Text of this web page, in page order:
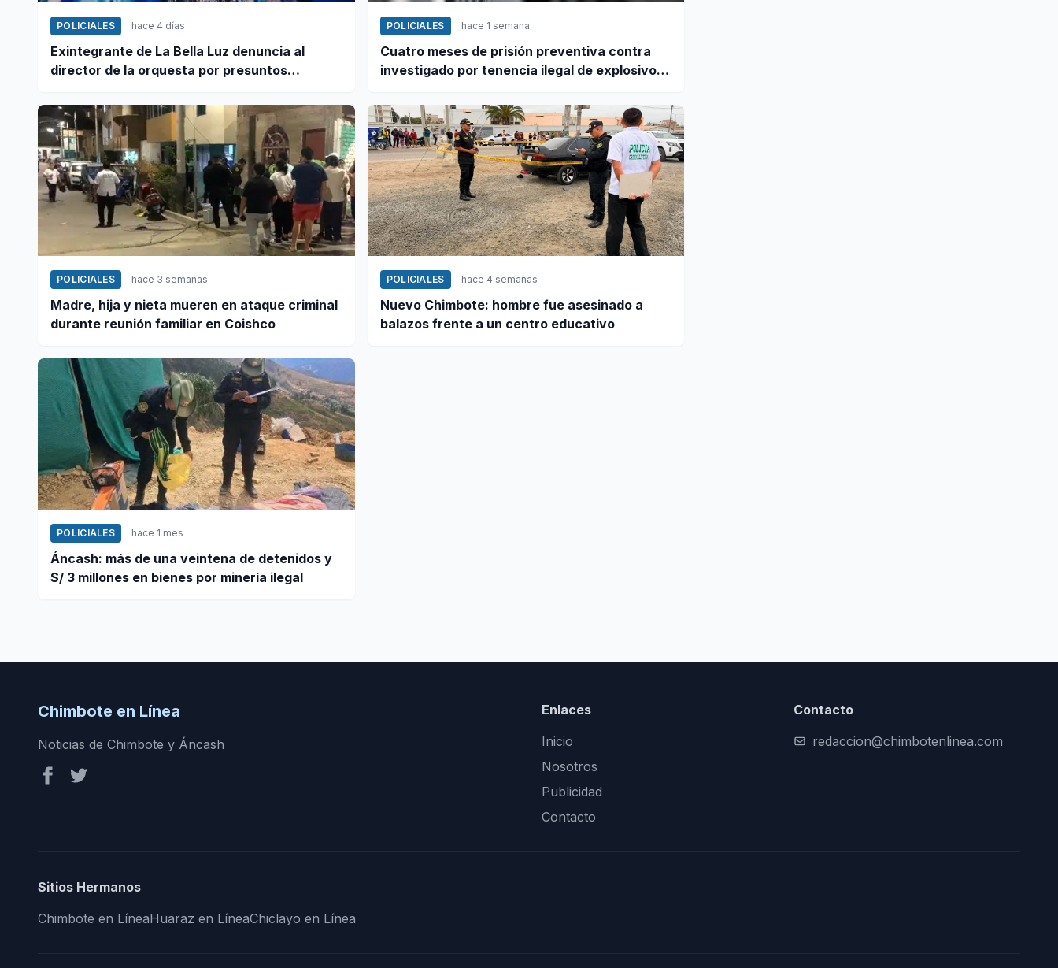
POLICIALES hace 4 días
Exintegrante de La Bella Luz denuncia al
director de la orquesta por presuntos
POLICIALES hace 1 semana
Cuatro meses de prisión preventiva contra
investigado por tenencia ilegal de explosivos
POLICIALES hace 3 semanas
Madre, hija y nieta mueren en ataque criminal
durante reunión familiar en Coishco
POLICIALES hace 4 semanas
Nuevo Chimbote: hombre fue asesinado a
balazos frente a un centro educativo
POLICIALES hace 1 mes
Áncash: más de una veintena de detenidos y
S/ 3 millones en bienes por minería ilegal
Chimbote en Línea
Noticias de Chimbote y Áncash
Enlaces
Inicio
Nosotros
Publicidad
Contacto
Contacto
redaccion@chimbotenlinea.com
Sitios Hermanos
Chimbote en LíneaHuaraz en LíneaChiclayo en Línea